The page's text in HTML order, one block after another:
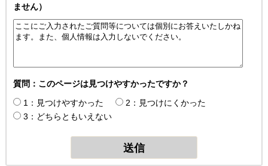
ません）
質問：このページは見つけやすかったですか？
1：見つけやすかった
2：見つけにくかった
3：どちらともいえない